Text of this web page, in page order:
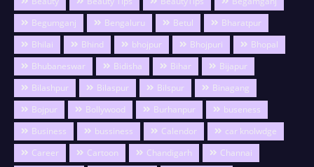
Begumganj
Bengaluru Betul
Bharatpur
Bhilai
Bhind bhojpur Bhojpuri
Bhopal
Bhubaneswar
Bidisha Bihar
Bijapur
Bilashpur
Bilaspur Bilspur
Binagang
Bojpur
Bollywood Burhanpur
buseness
Business
bussiness Calendor
car knolwdge
Career
Cartoon Chandigarh
Channai